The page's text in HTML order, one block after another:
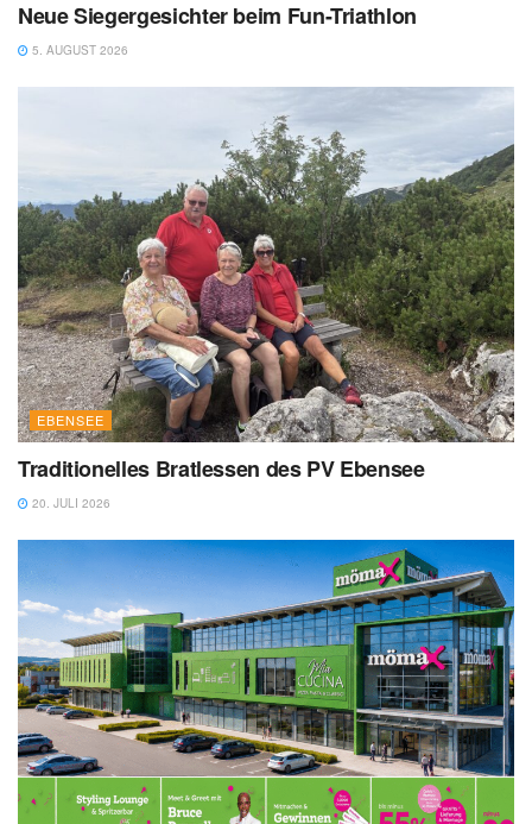
Neue Siegergesichter beim Fun-Triathlon
5. AUGUST 2026
EBENSEE
Traditionelles Bratlessen des PV Ebensee
20. JULI 2026